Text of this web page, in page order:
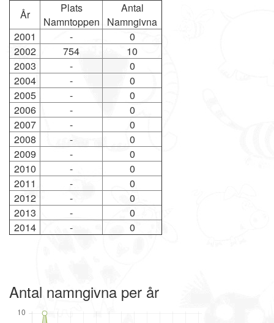
År
Plats
Namntoppen
Antal
Namngivna
2001
-
0
2002
754
10
2003
-
0
2004
-
0
2005
-
0
2006
-
0
2007
-
0
2008
-
0
2009
-
0
2010
-
0
2011
-
0
2012
-
0
2013
-
0
2014
- 0
Antal namngivna per år